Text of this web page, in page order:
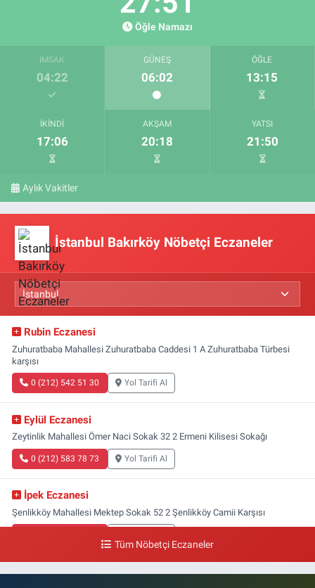
Öğle Namazı
İMSAK
04:22
GÜNEŞ
06:02
ÖĞLE
13:15
İKINDI
17:06
AKŞAM
20:18
YATSI
21:50
Aylık Vakitler
İstanbul Bakırköy Nöbetçi Eczaneler
Rubin Eczanesi
Zuhuratbaba Mahallesi Zuhuratbaba Caddesi 1 A Zuhuratbaba Türbesi
karşısı
0 (212) 542 51 30 Yol Tarifi Al
Eylül Eczanesi
Zeytinlik Mahallesi Ömer Naci Sokak 32 2 Ermeni Kilisesi Sokağı
0 (212) 583 78 73 Yol Tarifi Al
İpek Eczanesi
Şenlikköy Mahallesi Mektep Sokak 52 2 Şenlikköy Camii Karşısı
Gün Eczanesi
Tüm Nöbetçi Eczaneler